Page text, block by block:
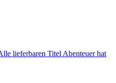
lieferbaren Titel Abenteuer hat